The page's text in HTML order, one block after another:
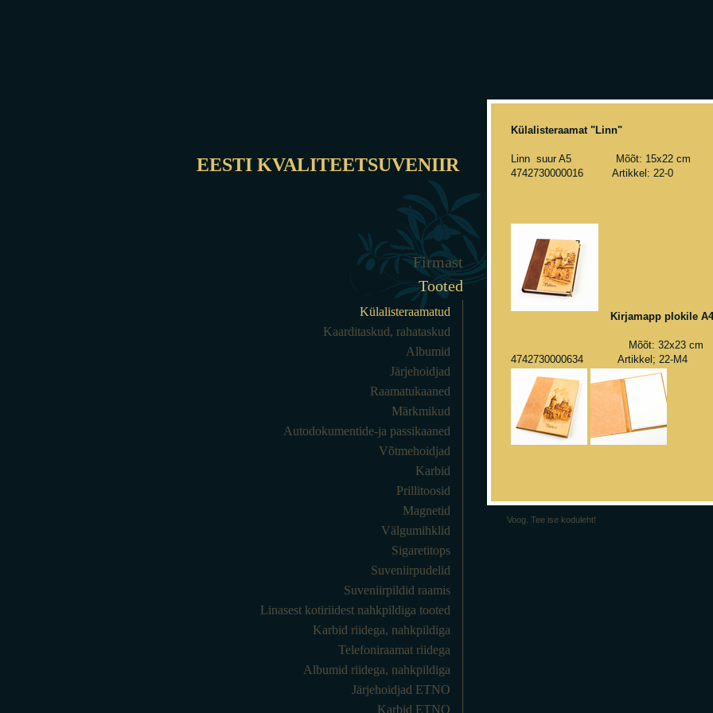
EESTI KVALITEETSUVENIIR
Firmast
Tooted
Külalisteraamatud
Kaarditaskud, rahataskud
Albumid
Järjehoidjad
Raamatukaaned
Märkmikud
Autodokumentide-ja passikaaned
Võtmehoidjad
Karbid
Prillitoosid
Magnetid
Välgumihklid
Sigaretitops
Suveniirpudelid
Suveniirpildid raamis
Linasest kotiriidest nahkpildiga tooted
Karbid riidega, nahkpildiga
Telefoniraamat riidega
Albumid riidega, nahkpildiga
Järjehoidjad ETNO
Karbid ETNO
Külalisteraamat "Linn"
Linn suur A5 Mõõt: 15x22 cm
4742730000016 Artikkel: 22-
Kirjamapp plokile A4
Mõõt: 32x23 cm
4742730000634 Artikkel; 22-
Voog. Tee ise koduleht!